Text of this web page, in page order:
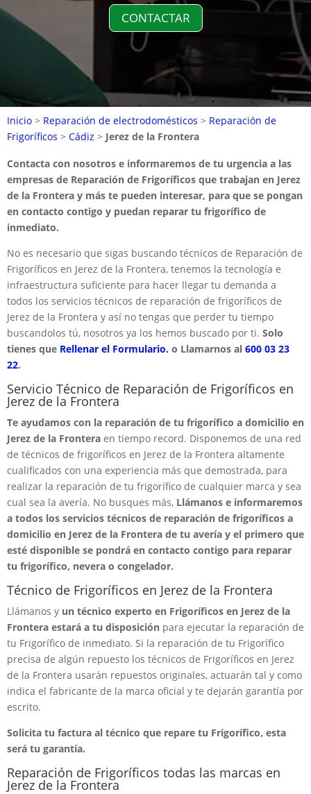
CONTACTAR
Inicio > Reparación de electrodomésticos > Reparación de
Frigoríficos > Cádiz > Jerez de la Frontera
Contacta con nosotros e informaremos de tu urgencia a las
empresas de Reparación de Frigoríficos que trabajan en Jerez
de la Frontera y más te pueden interesar, para que se pongan
en contacto contigo y puedan reparar tu frigorífico de
inmediato.
No es necesario que sigas buscando técnicos de Reparación de
Frigoríficos en Jerez de la Frontera, tenemos la tecnología e
infraestructura suficiente para hacer llegar tu demanda a
todos los servicios técnicos de reparación de frigoríficos de
Jerez de la Frontera y así no tengas que perder tu tiempo
buscandolos tú, nosotros ya los hemos buscado por ti. Solo
tienes que Rellenar el Formulario. o Llamarnos al 600 03 23
22.
Servicio Técnico de Reparación de Frigoríficos en
Jerez de la Frontera
Te ayudamos con la reparación de tu frigorífico a domicilio en
Jerez de la Frontera en tiempo record. Disponemos de una red
de técnicos de frigoríficos en Jerez de la Frontera altamente
cualificados con una experiencia más que demostrada, para
realizar la reparación de tu frigorífico de cualquier marca y sea
cual sea la avería. No busques más, Llámanos e informaremos
a todos los servicios técnicos de reparación de frigoríficos a
domicilio en Jerez de la Frontera de tu avería y el primero que
esté disponible se pondrá en contacto contigo para reparar
tu frigorífico, nevera o congelador.
Técnico de Frigoríficos en Jerez de la Frontera
Llámanos y un técnico experto en Frigoríficos en Jerez de la
Frontera estará a tu disposición para ejecutar la reparación de
tu Frigorífico de inmediato. Si la reparación de tu Frigorífico
precisa de algún repuesto los técnicos de Frigoríficos en Jerez
de la Frontera usarán repuestos originales, actuarán tal y como
indica el fabricante de la marca oficial y te dejarán garantía por
escrito.
Solicita tu factura al técnico que repare tu Frigorífico, esta
será tu garantía.
Reparación de Frigoríficos todas las marcas en
Jerez de la Frontera